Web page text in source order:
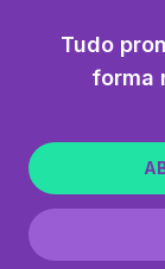
Tudo
forma